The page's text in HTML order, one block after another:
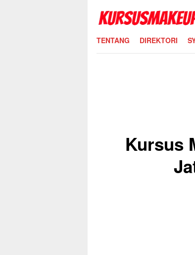
TENTANG DIREKTORI
Kursus